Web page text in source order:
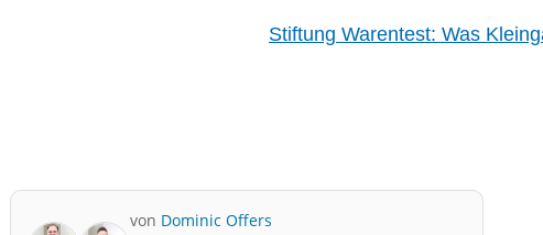
Stiftung Warentest: Was
von Dominic Offers